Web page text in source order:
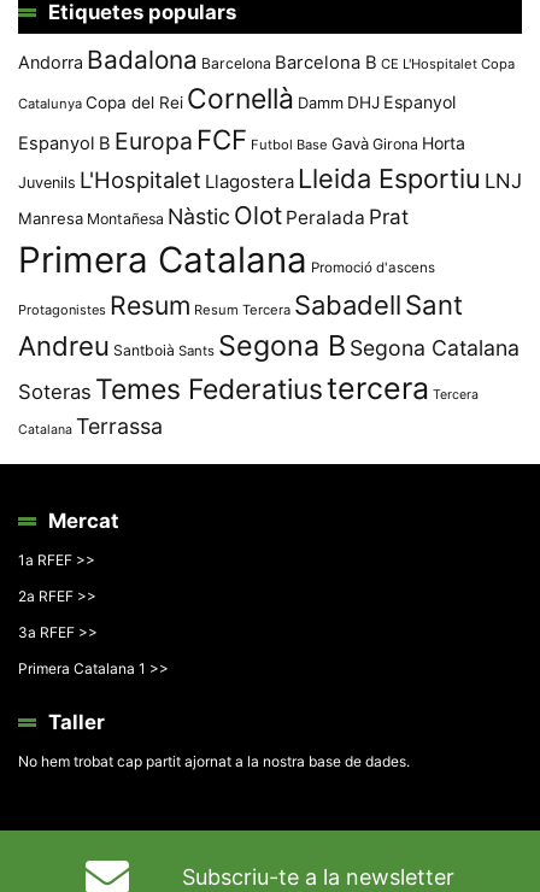
Etiquetes populars
Andorra Badalona Barcelona Barcelona B CE L'Hospitalet Copa
Catalunya Copa del Rei Cornellà Damm DHJ Espanyol
Espanyol B Europa FCF Futbol Base Gavà Girona Horta
Juvenils L'Hospitalet Llagostera Lleida Esportiu LNJ
Manresa Montañesa Nàstic Olot Peralada Prat
Primera Catalana Promoció d'ascens
Protagonistes Resum Resum Tercera SabadellSant
Andreu Santboià Sants Segona B Segona Catalana
Soteras Temes Federatiustercera Tercera
Catalana Terrassa
Mercat
1a RFEF >>
2a RFEF >>
3a RFEF >>
Primera Catalana 1 >>
Taller
No hem trobat cap partit ajornat a la nostra base de dades.
Subscriu-te a la newsletter